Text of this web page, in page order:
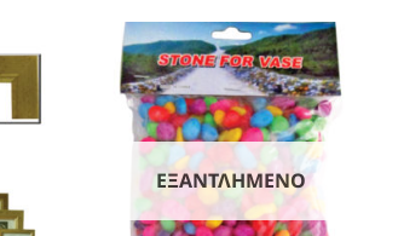
ΕΞΑΝΤΛΗΜΈΝΟ